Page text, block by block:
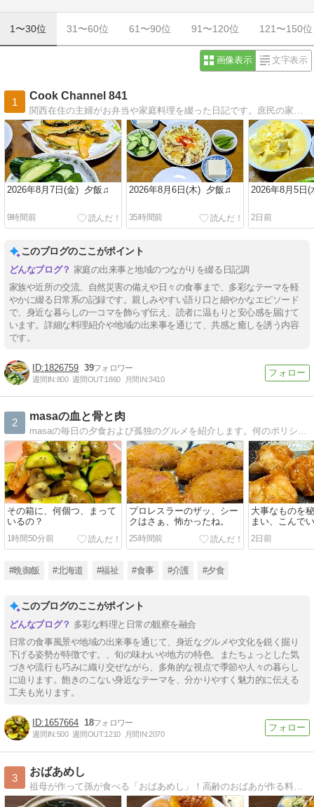
1〜30位 31〜60位 61〜90位 91〜120位 121〜150位
画像表示 文字表示
1
Cook Channel 841
2026年8月7日(金) 夕飯♫
9時間前
2026年8月6日(木) 夕飯♫
35時間前
2026年8月5日
2日前
このブログのここがポイント
家庭の出来事と地域のつながりを綴る日記調
家族や近所の交流、自然災害の備えや日々の食事まで、多彩なテーマを軽
やかに綴る日常系の記録です。親しみやすい語り口と細やかなエピソード
で、身近な暮らしの一コマを飾らず伝え、読者に温もりと安心感を届けて
います。詳細な料理紹介や地域の出来事を通じて、共感と癒しを誘う内容
です。
1826759 39
週間IN:800 週間OUT:1860 月間IN:3410
2
masaの血と骨と肉
masaの毎日の夕食および孤独のグルメを紹介します。何のポリシーも、いかなる意味もありません。ただひたすら普段食っているものを紹介するブログです。
その箱に、何個つ、まって
いるの？
1時間50分前
プロレスラーのザッ、シー
クはさぁ、怖かったね。
25時間前
大事なものを
まい、こんで
2日前
#晩御飯 #北海道 #福祉 #食事 #介護 #夕食
このブログのここがポイント
多彩な料理と日常の観察を融合
日常の食事風景や地域の出来事を通じて、身近なグルメや文化を鋭く掘り
下げる姿勢が特徴です。、旬の味わいや地方の特色、またちょっとした気
づきや流行も巧みに織り交ぜながら、多角的な視点で季節や人々の暮らし
に迫ります。飽きのこない身近なテーマを、分かりやすく魅力的に伝える
工夫も光ります。
1657664 18
週間IN:500 週間OUT:1210 月間IN:2070
3
おばあめし
祖母が作って孫が食べる「おばあめし」！高齢のおばあが作る料理を、孫の僕が紹介。食べたおにぎりは6000個以上！NHK「 サラメシ 」出演 月刊誌「SAVVY 」連載 「京都新聞」掲載